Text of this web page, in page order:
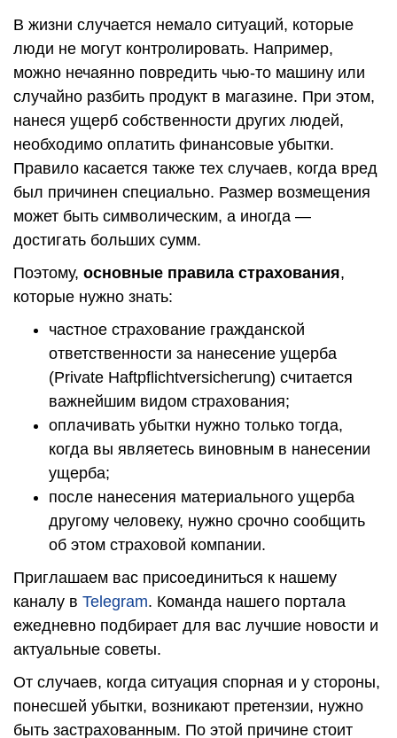
В жизни случается немало ситуаций, которые
люди не могут контролировать. Например,
можно нечаянно повредить чью-то машину или
случайно разбить продукт в магазине. При этом,
нанеся ущерб собственности других людей,
необходимо оплатить финансовые убытки.
Правило касается также тех случаев, когда вред
был причинен специально. Размер возмещения
может быть символическим, а иногда —
достигать больших сумм.
Поэтому, основные правила страхования,
которые нужно знать:
частное страхование гражданской
ответственности за нанесение ущерба
(Private Haftpflichtversicherung) считается
важнейшим видом страхования;
оплачивать убытки нужно только тогда,
когда вы являетесь виновным в нанесении
ущерба;
после нанесения материального ущерба
другому человеку, нужно срочно сообщить
об этом страховой компании.
Приглашаем вас присоединиться к нашему
каналу в Telegram. Команда нашего портала
ежедневно подбирает для вас лучшие новости и
актуальные советы.
От случаев, когда ситуация спорная и у стороны,
понесшей убытки, возникают претензии, нужно
быть застрахованным. По этой причине стоит